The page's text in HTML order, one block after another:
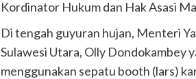
Kordinator Hukum dan Hak Asasi
Di tengah guyuran hujan, Menteri
Sulawesi Utara, Olly Dondokambey
menggunakan sepatu booth (lars)